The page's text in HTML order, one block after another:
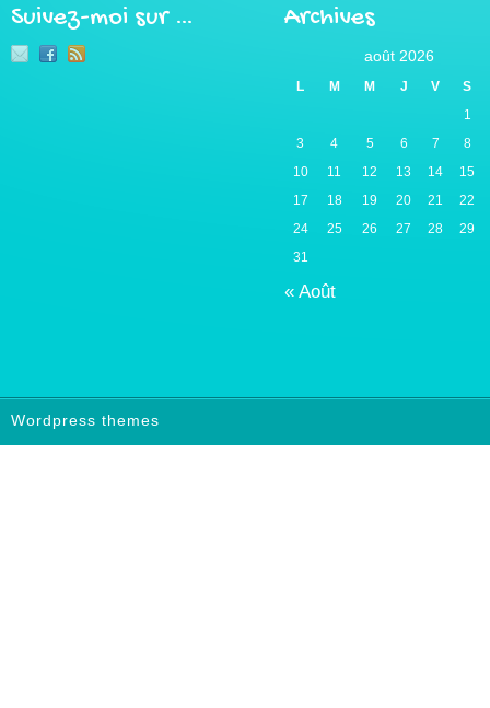
Suivez-moi sur … Archives
août 2026
L M M J V S
« Août
1
3
4 5 6 7
8
10
11 12 13 14
15
17
18 19 20 21
22
24
25 26 27 28
29
31
Wordpress themes